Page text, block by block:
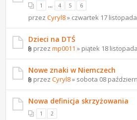
1 ... 4 5 6
przezCyryl8» czwartek 17 listopada
Dzieci na DTŚ
przezmp0011 » piątek 18
Nowe znaki w Niemczech
przezCyryl8» sobota 08
Nowa definicja skrzyżowania
1 2